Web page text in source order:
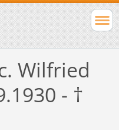
Wilfried
- †